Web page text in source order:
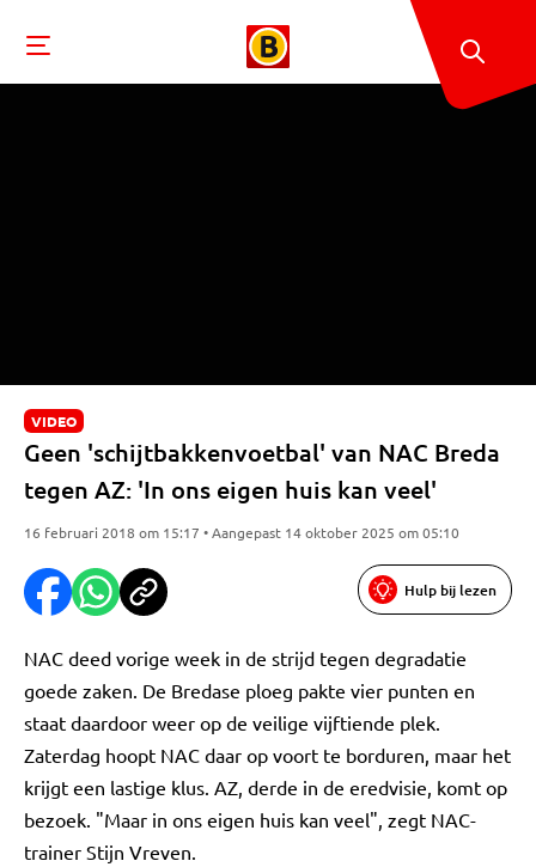
VIDEO
Geen 'schijtbakkenvoetbal' van NAC Breda
tegen AZ: 'In ons eigen huis kan veel'
16 februari 2018 om 15:17 • Aangepast 14 oktober 2025 om 05:10
Hulp bij lezen
NAC deed vorige week in de strijd tegen degradatie
goede zaken. De Bredase ploeg pakte vier punten en
staat daardoor weer op de veilige vijftiende plek.
Zaterdag hoopt NAC daar op voort te borduren, maar het
krijgt een lastige klus. AZ, derde in de eredvisie, komt op
bezoek. "Maar in ons eigen huis kan veel", zegt NAC-
trainer Stijn Vreven.